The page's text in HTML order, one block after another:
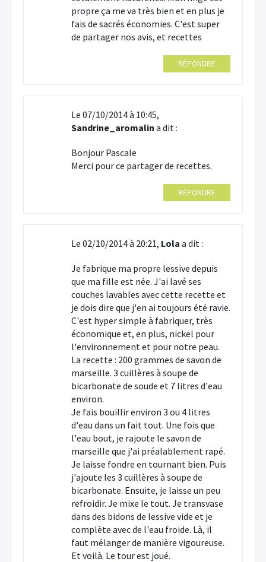
propre ça me va très bien et en plus je
fais de sacrés économies. C'est super
de partager nos avis, et recettes
RÉPONDRE
Le 07/10/2014 à 10:45,
Sandrine_aromalin a dit :
Bonjour Pascale
Merci pour ce partager de recettes.
RÉPONDRE
Le 02/10/2014 à 20:21, Lola a dit :
Je fabrique ma propre lessive depuis
que ma fille est née. J'ai lavé ses
couches lavables avec cette recette et
je dois dire que j'en ai toujours été ravie.
C'est hyper simple à fabriquer, très
économique et, en plus, nickel pour
l'environnement et pour notre peau.
La recette : 200 grammes de savon de
marseille. 3 cuillères à soupe de
bicarbonate de soude et 7 litres d'eau
environ.
Je fais bouillir environ 3 ou 4 litres
d'eau dans un fait tout. Une fois que
l'eau bout, je rajoute le savon de
marseille que j'ai préalablement rapé.
Je laisse fondre en tournant bien. Puis
j'ajoute les 3 cuillères à soupe de
bicarbonate. Ensuite, je laisse un peu
refroidir. Je mixe le tout. Je transvase
dans des bidons de lessive vide et je
complète avec de l'eau froide. Là, il
faut mélanger de manière vigoureuse.
Et voilà. Le tour est joué.